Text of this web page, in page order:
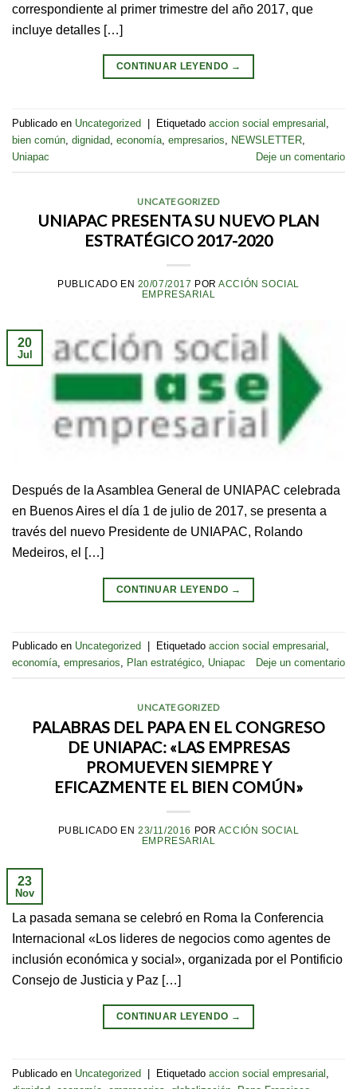
correspondiente al primer trimestre del año 2017, que
incluye detalles […]
CONTINUAR LEYENDO →
Publicado en Uncategorized | Etiquetado accion social empresarial
bien común dignidad economía empresarios NEWSLETTER
Uniapac
Deje un comentario
UNCATEGORIZED
UNIAPAC PRESENTA SU NUEVO PLAN
ESTRATÉGICO 2017-2020
PUBLICADO EN 20/07/2017 PORACCIÓN SOCIAL
EMPRESARIAL
20
Jul
Después de la Asamblea General de UNIAPAC celebrada
en Buenos Aires el día 1 de julio de 2017, se presenta a
través del nuevo Presidente de UNIAPAC, Rolando
Medeiros, el […]
CONTINUAR LEYENDO →
Publicado en Uncategorized Etiquetado accion social empresarial ,
economía, empresarios, Plan estratégico, Uniapac Deje un comentario
UNCATEGORIZED
PALABRAS DEL PAPA EN EL CONGRESO
DE UNIAPAC: «LAS EMPRESAS
PROMUEVEN SIEMPRE Y
EFICAZMENTE EL BIEN COMÚN»
PUBLICADO EN23/11/2016 POR ACCIÓN SOCIAL
EMPRESARIAL
23
Nov
La pasada semana se celebró en Roma la Conferencia
Internacional «Los lideres de negocios como agentes de
inclusión económica y social», organizada por el Pontificio
Consejo de Justicia y Paz […]
CONTINUAR LEYENDO →
Publicado en Uncategorized | Etiquetado accion social empresarial